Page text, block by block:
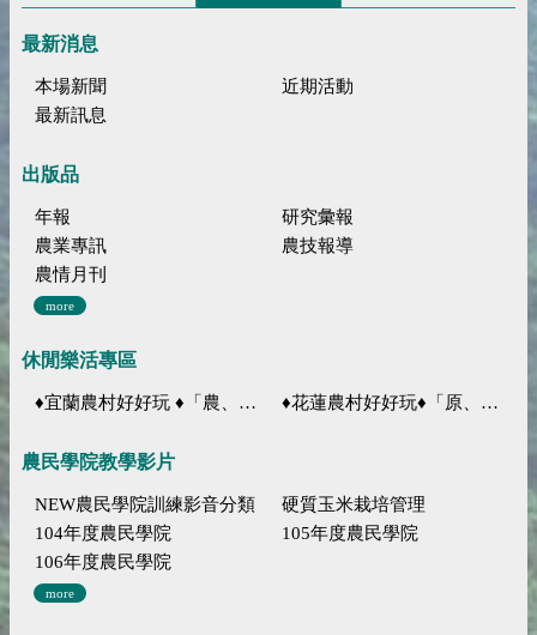
最新消息
本場新聞
近期活動
最新訊息
出版品
年報
研究彙報
農業專訊
農技報導
農情月刊
more
休閒樂活專區
♦宜蘭農村好好玩 ♦「農、藝、山、水」四條遊程推薦 ♦花蓮農村好好玩♦「原、生、慢、活」四條遊程推薦
農民學院教學影片
NEW農民學院訓練影音分類
硬質玉米栽培管理
104年度農民學院
105年度農民學院
106年度農民學院
more